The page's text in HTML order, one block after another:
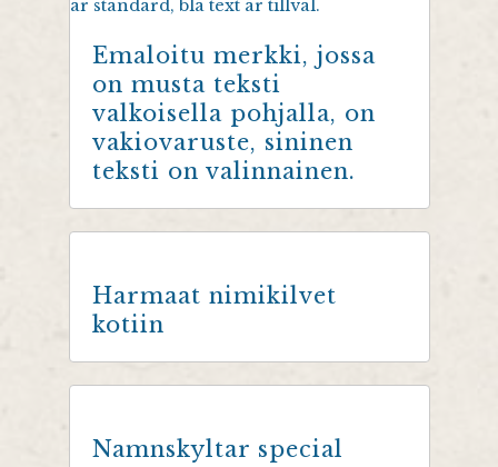
Emaloitu merkki, jossa
on musta teksti
valkoisella pohjalla, on
vakiovaruste, sininen
teksti on valinnainen.
Harmaat nimikilvet
kotiin
Namnskyltar special